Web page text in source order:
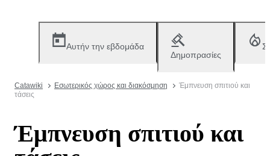
Αυτήν την εβδομάδα
Δημοπρασίες
Catawiki Εσωτερικός χώρος και διακόσμηση
Έμπνευση σπιτιού και
τάσεις
Έμπνευση σπιτιού και